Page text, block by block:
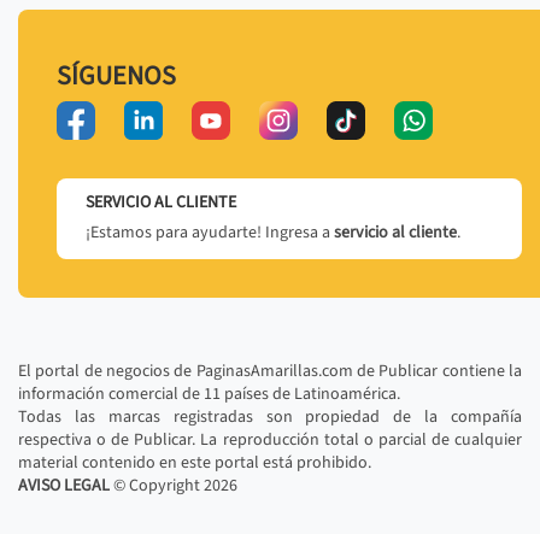
SÍGUENOS
SERVICIO AL CLIENTE
¡Estamos para ayudarte! Ingresa a servicio al cliente.
El portal de negocios de PaginasAmarillas.com de Publicar contiene la
información comercial de 11 países de Latinoamérica.
Todas las marcas registradas son propiedad de la compañía
respectiva o de Publicar. La reproducción total o parcial de cualquier
material contenido en este portal está prohibido.
AVISO LEGAL© Copyright2026